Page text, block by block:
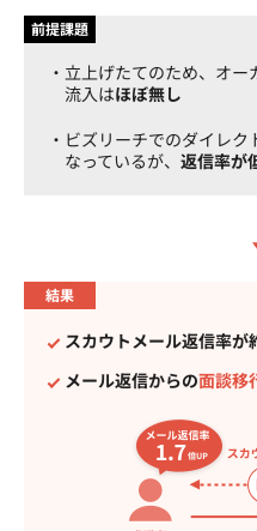
前提課題
立上げたてのため、オー
流入はほぼ無し
ビズリーチでのダイレク
なっているが、 返信率が
結果
スカウトメール返信率が
メール返信からの面談移